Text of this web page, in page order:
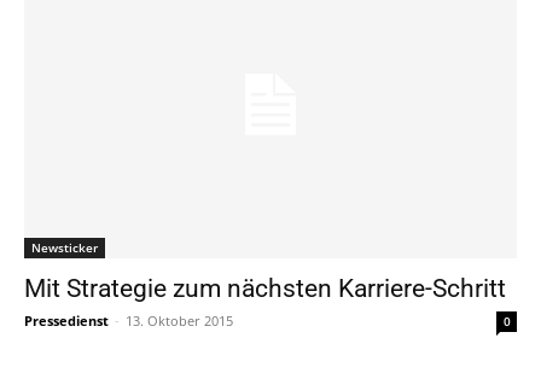
Newsticker
Mit Strategie zum nächsten Karriere-Schritt
Pressedienst - 13. Oktober 2015 0